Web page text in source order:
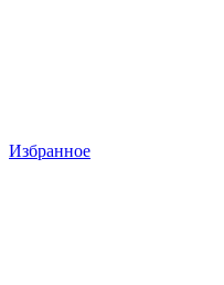
Избранное